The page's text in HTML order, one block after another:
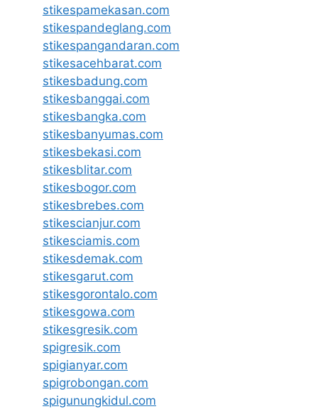
stikespamekasan.com
stikespandeglang.com
stikespangandaran.com
stikesacehbarat.com
stikesbadung.com
stikesbanggai.com
stikesbangka.com
stikesbanyumas.com
stikesbekasi.com
stikesblitar.com
stikesbogor.com
stikesbrebes.com
stikescianjur.com
stikesciamis.com
stikesdemak.com
stikesgarut.com
stikesgorontalo.com
stikesgowa.com
stikesgresik.com
spigresik.com
spigianyar.com
spigrobongan.com
spigunungkidul.com